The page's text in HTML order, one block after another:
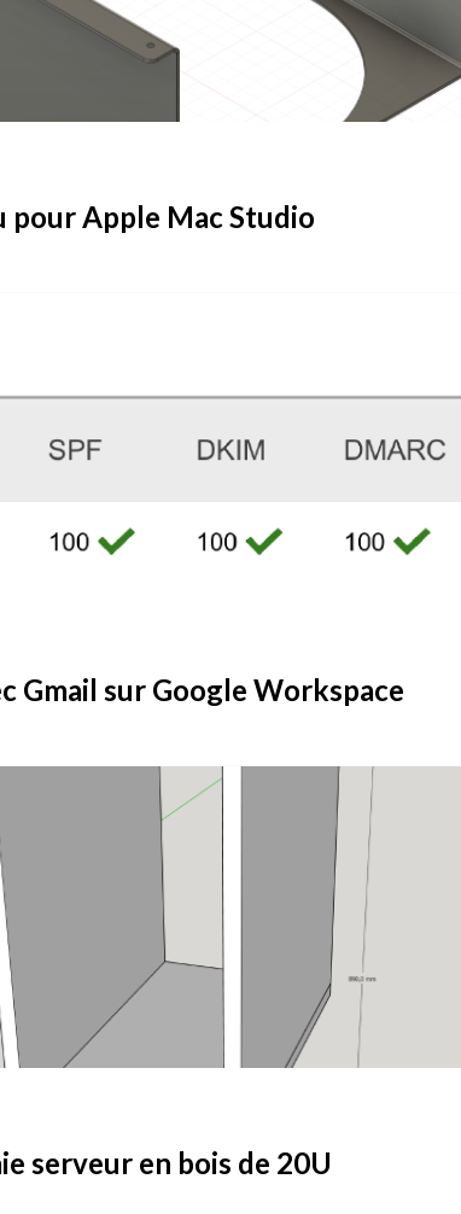
pour Apple Mac Studio
Gmail sur Google Workspace
serveur en bois de 20U